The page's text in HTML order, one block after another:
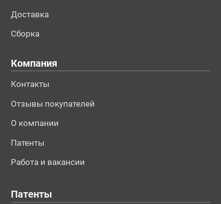
Доставка
Сборка
Компания
Контакты
Отзывы покупателей
О компании
Патенты
Работа и вакансии
Патенты